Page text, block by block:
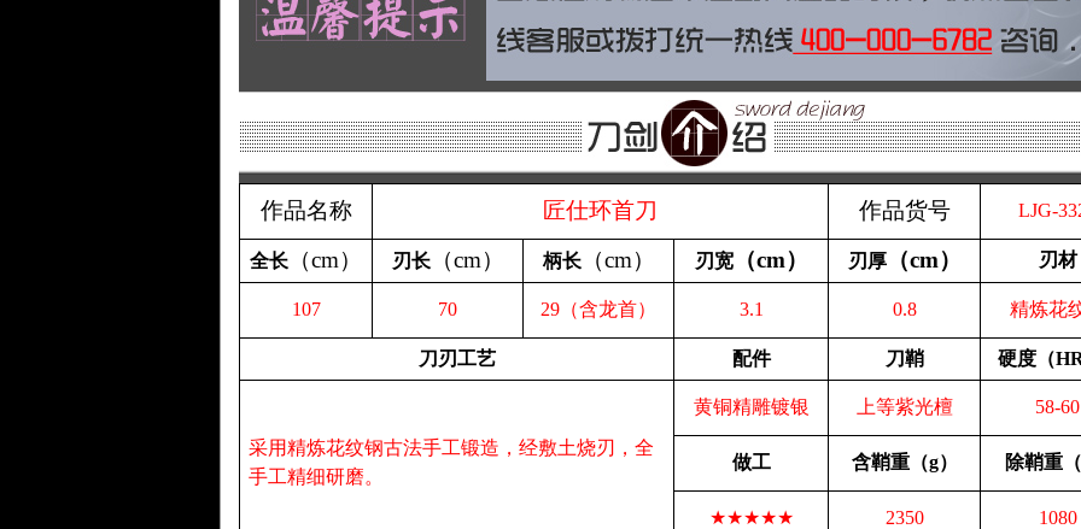
作品名称 匠仕环首刀 作品货号 LJG-
全长 （cm） 刃长（cm） 柄长（cm） 刃宽（cm） 刃厚（cm） 刃材
107 70 29（含龙首） 3.1 0.8 精炼花
刀刃工艺 配件 刀鞘 硬度（
采用精炼花纹钢古法手工锻造，经敷土烧刃，全
手工精细研磨。
黄铜精雕镀银 上等紫光檀 58-60
做工 含鞘重（g） 除鞘重（
★★★★★ 2350 1080